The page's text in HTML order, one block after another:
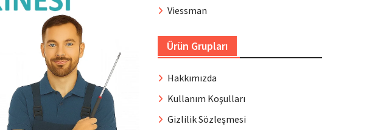
Viessman
Ürün Grupları
Hakkımızda
Kullanım Koşulları
Gizlilik Sözleşmesi